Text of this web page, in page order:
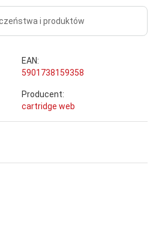
i produktów
EAN:
5901738159358
Producent:
cartridge web